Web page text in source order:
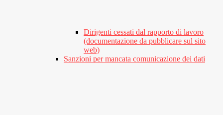
Dirigenti cessati dal rapporto di lavoro
(documentazione da pubblicare sul sito
web)
Sanzioni per mancata comunicazione dei dati